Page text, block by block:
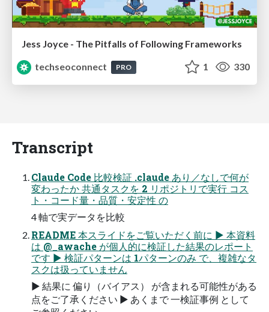
Jess Joyce - The Pitfalls of Following Frameworks
techseoconnect
PRO 1 330
Transcript
Claude Code 比較検証 .claude あり／なしで何が
変わったか 共通タスクを 2 リポジトリで実行 コス
ト・コード量・品質・安定性 の
4 軸で実データを比較
README 本スライドをご覧いただく前に ▶ 本資料
は @_awache が個人的に検証した結果のレポート
です ▶ 検証パターンは 1パターンのみ で、複雑なタ
スクは扱っていません
▶ 結果に 偏り（バイアス） が含まれる可能性がある
点をご了承ください ▶ あくまで 一検証事例 として